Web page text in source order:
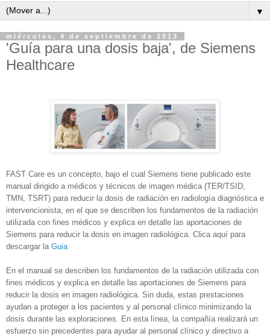
▼
miércoles, 4 de septiembre de 2013
'Guía para una dosis baja', de Siemens
Healthcare
FAST Care es un concepto, bajo el cual Siemens tiene publicado este
manual dirigido a médicos y técnicos de imagen médica (TER/TSID,
TMN, TSRT) para reducir la dosis de radiación en radiología diagnóstica e
intervencionista, en el que se describen los fundamentos de la radiación
utilizada con fines médicos y explica en detalle las aportaciones de
Siemens para reducir la dosis en imagen radiológica. Clica aquí para
descargar la Guia
En el manual se describen los fundamentos de la radiación utilizada con
fines médicos y explica en detalle las aportaciones de Siemens para
reducir la dosis en imagen radiológica. Sin duda, estas prestaciones
ayudan a proteger a los pacientes y al personal clínico minimizando la
dosis durante las exploraciones. En esta línea, la compañía realizará un
esfuerzo sin precedentes para ayudar al personal clínico y directivo a